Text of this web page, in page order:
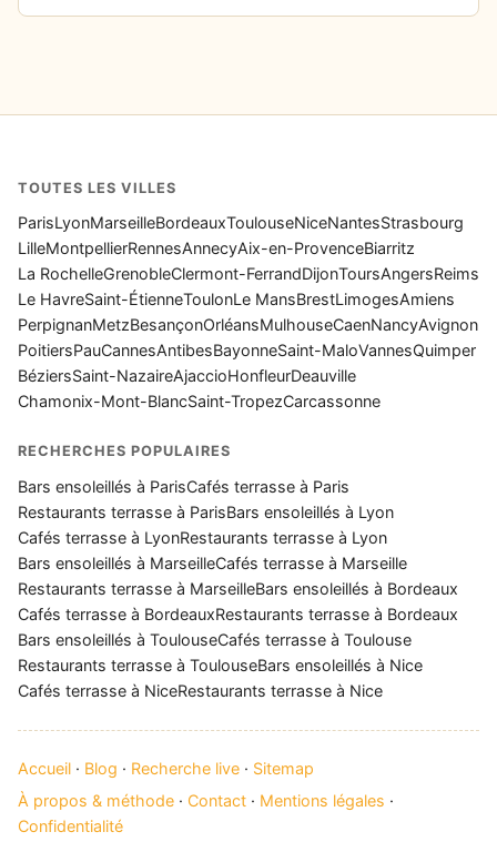
TOUTES LES VILLES
ParisLyonMarseilleBordeauxToulouseNiceNantesStrasbourg
LilleMontpellierRennesAnnecyAix-en-ProvenceBiarritz
La RochelleGrenobleClermont-FerrandDijonToursAngersReims
Le HavreSaint-ÉtienneToulonLe MansBrestLimogesAmiens
PerpignanMetzBesançonOrléansMulhouseCaenNancyAvignon
PoitiersPauCannesAntibesBayonneSaint-MaloVannesQuimper
BéziersSaint-NazaireAjaccioHonfleurDeauville
Chamonix-Mont-BlancSaint-TropezCarcassonne
RECHERCHES POPULAIRES
Bars ensoleillés à ParisCafés terrasse à Paris
Restaurants terrasse à ParisBars ensoleillés à Lyon
Cafés terrasse à LyonRestaurants terrasse à Lyon
Bars ensoleillés à MarseilleCafés terrasse à Marseille
Restaurants terrasse à MarseilleBars ensoleillés à Bordeaux
Cafés terrasse à BordeauxRestaurants terrasse à Bordeaux
Bars ensoleillés à ToulouseCafés terrasse à Toulouse
Restaurants terrasse à ToulouseBars ensoleillés à Nice
Cafés terrasse à NiceRestaurants terrasse à Nice
Accueil · Blog · Recherche live · Sitemap
À propos & méthode · Contact · Mentions légales ·
Confidentialité